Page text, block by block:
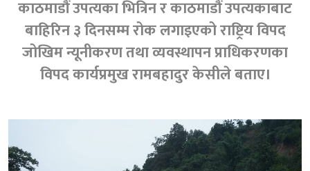
काठमाडौं उपत्यका भित्रिन र काठमाडौं उपत्यकाबाट
बाहिरिन ३ दिनसम्म रोक लगाइएको राष्ट्रिय विपद
जोखिम न्यूनीकरण तथा व्यवस्थापन प्राधिकरणका
विपद कार्यप्रमुख रामबहादुर केसीले बताए।